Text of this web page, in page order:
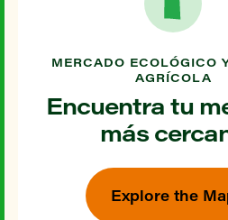
MERCADO ECOLÓGICO
AGRÍCOLA
Encuentra tu
más
Explore the